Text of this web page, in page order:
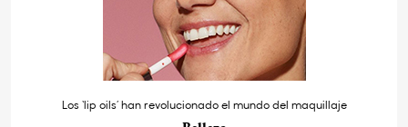
Los ‘lip oils’ han revolucionado el mundo del maquillaje